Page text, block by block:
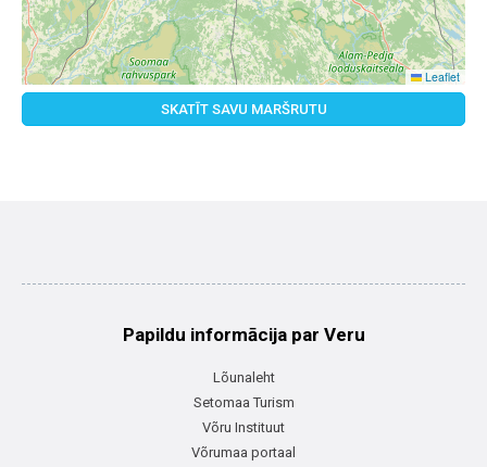
Leaflet
SKATĪT SAVU MARŠRUTU
Papildu informācija par Veru
Lõunaleht
Setomaa Turism
Võru Instituut
Võrumaa portaal